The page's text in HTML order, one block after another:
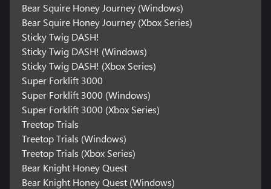
Bear Squire Honey Journey (Windows)
Bear Squire Honey Journey (Xbox Series)
Sticky Twig DASH!
Sticky Twig DASH! (Windows)
Sticky Twig DASH! (Xbox Series)
Super Forklift 3000
Super Forklift 3000 (Windows)
Super Forklift 3000 (Xbox Series)
Treetop Trials
Treetop Trials (Windows)
Treetop Trials (Xbox Series)
Bear Knight Honey Quest
Bear Knight Honey Quest (Windows)